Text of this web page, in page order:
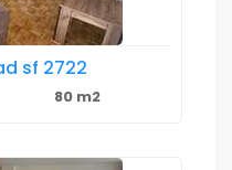
sf 2722
80 m2